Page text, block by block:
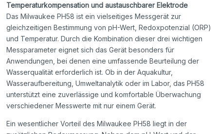
Temperaturkompensation und austauschbarer Elektrode
Das Milwaukee PH58 ist ein vielseitiges Messgerät zur
gleichzeitigen Bestimmung von pH-Wert, Redoxpotenzial (ORP)
und Temperatur. Durch die Kombination dieser drei wichtigen
Messparameter eignet sich das Gerät besonders für
Anwendungen, bei denen eine umfassende Beurteilung der
Wasserqualität erforderlich ist. Ob in der Aquakultur,
Wasseraufbereitung, Umweltanalytik oder im Labor, das PH58
unterstützt eine zuverlässige und komfortable Überwachung
verschiedener Messwerte mit nur einem Gerät.
Ein wesentlicher Vorteil des Milwaukee PH58 liegt in der